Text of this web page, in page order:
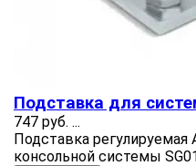
Подставка для
747 руб. ...
Подставка регулируемая
консольной системы